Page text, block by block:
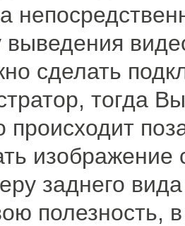
выведения
сделать
тогда
происходит
заднего
полезность,